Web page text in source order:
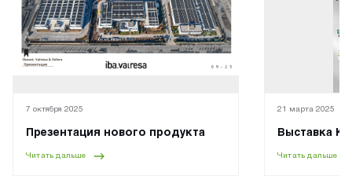
7 октября 2025
Презентация нового продукта
Читать дальше
21 марта 2025
Выставка
Читать дальше